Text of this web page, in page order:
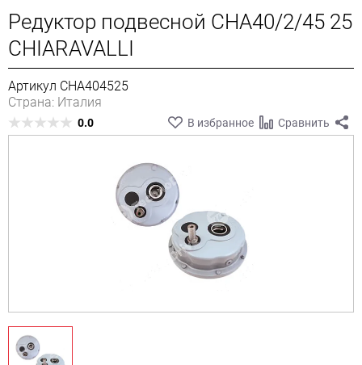
Редуктор подвесной CHA40/2/45 25
CHIARAVALLI
Артикул CHA404525
Страна: Италия
0.0 В избранное Сравнить